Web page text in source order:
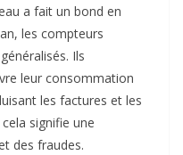
a fait un bond en
les compteurs
Ils
leur consommation
les factures et les
signifie une
des fraudes.